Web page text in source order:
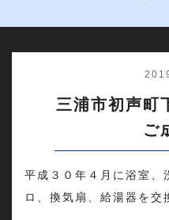
三浦市初声
ご
平成３０年４月に浴室、
ロ、換気扇、給湯器を交